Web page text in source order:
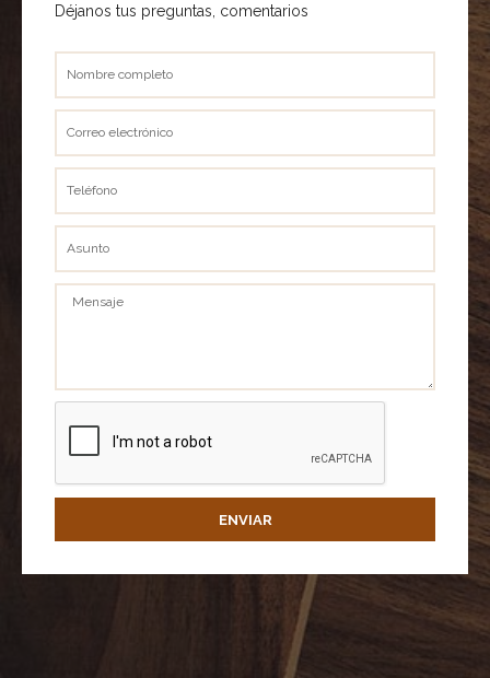
Déjanos tus preguntas, comentarios
Mensaje
ENVIAR